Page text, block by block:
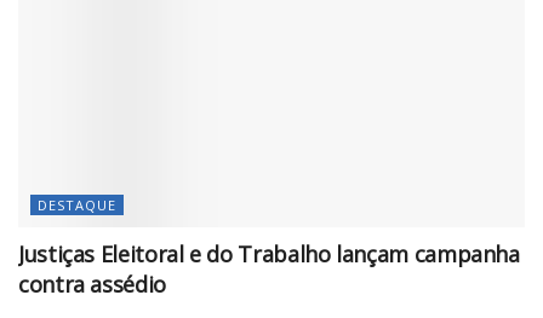
DESTAQUE
Justiças Eleitoral e do Trabalho lançam campanha
contra assédio